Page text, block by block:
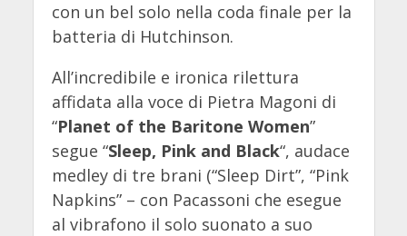
con un bel solo nella coda finale per la
batteria di Hutchinson.
All’incredibile e ironica rilettura
affidata alla voce di Pietra Magoni di
“Planet of the Baritone Women”
segue “Sleep, Pink and Black“, audace
medley di tre brani (“Sleep Dirt”, “Pink
Napkins” – con Pacassoni che esegue
al vibrafono il solo suonato a suo